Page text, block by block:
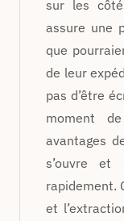
sur les
assure une
que
de leur
pas d’être
moment
avantages
s’ouvre
rapidement.
et